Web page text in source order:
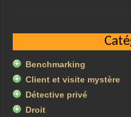
Benchmarking
Client et visite mystère
Détective privé
Droit